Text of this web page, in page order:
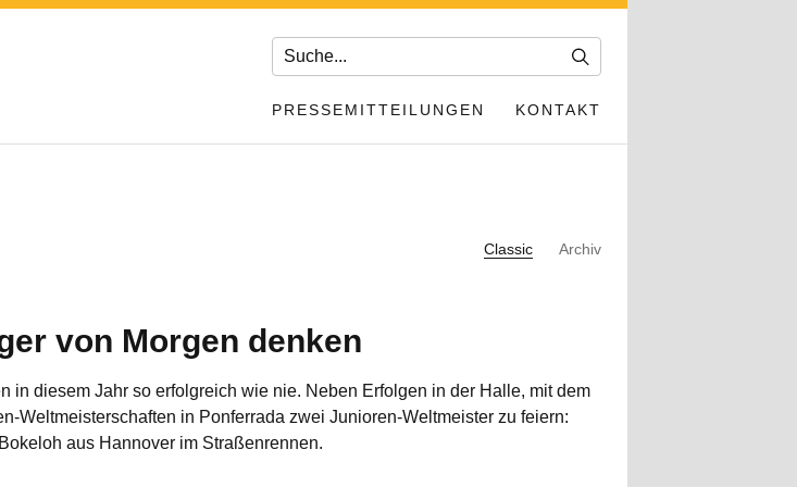
PRESSEMITTEILUNGEN KONTAKT
Classic Archiv
von Morgen denken
in diesem Jahr so erfolgreich wie nie. Neben Erfolgen in der Halle, mit dem
Weltmeisterschaften in Ponferrada zwei Junioren-Weltmeister zu feiern:
aus Hannover im Straßenrennen.